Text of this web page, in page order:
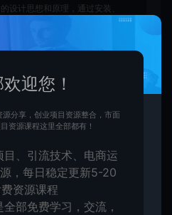
设计思想和原理，通过安装、
使用软件的，可以不经软件著
研究，未经版权归属者授权不
不承担任何法律责任。
长
迎您！
分享，创业项目资源整合，市面
资源课程这里全部都有！
、引流技术、电商运
，每日稳定更新5-20
资源课程
部免费学习，交流，